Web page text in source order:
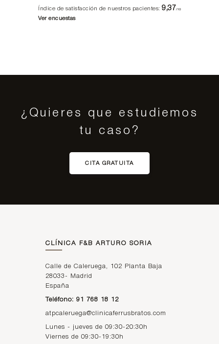
Índice de satisfacción de nuestros pacientes:9,37/10
Ver encuestas
¿Quieres que estudiemos
tu caso?
CITA GRATUITA
CLÍNICA F&B ARTURO SORIA
Calle de Caleruega, 102 Planta Baja
28033-
Madrid
España
Teléfono: 91 768 18 12
atpcaleruega@clinicaferrusbratos.com
Lunes - jueves de 09:30-20:30h
Viernes de 09:30-19:30h